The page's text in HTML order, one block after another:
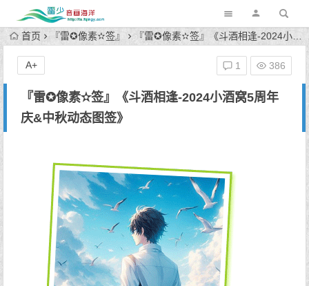
首页 『雷✪像素✫签』 『雷✪像素✫签』《斗酒相逢-2024小酒窝5周年庆&中秋动态图签》
『雷✪像素✫签』《斗酒相逢-2024小酒窝5周年
庆&中秋动态图签》
1 386
A+